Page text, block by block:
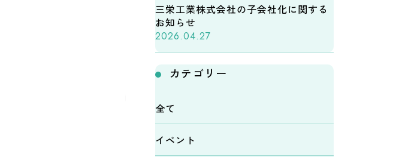
三栄工業株式会社の子会社化に関する
お知らせ
2026.04.27
カテゴリー
全て
イベント